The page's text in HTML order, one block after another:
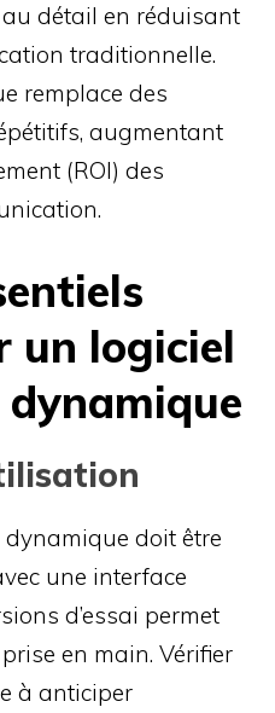
au détail en réduisant
traditionnelle.
remplace des
augmentant
(ROI) des
un logiciel
dynamique
dynamique doit être
une interface
d’essai permet
en main. Vérifier
à anticiper